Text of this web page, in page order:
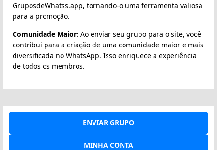
GruposdeWhatss.app, tornando-o uma ferramenta valiosa
para a promoção.
Comunidade Maior: Ao enviar seu grupo para o site, você
contribui para a criação de uma comunidade maior e mais
diversificada no WhatsApp. Isso enriquece a experiência
de todos os membros.
ENVIAR GRUPO
MINHA CONTA